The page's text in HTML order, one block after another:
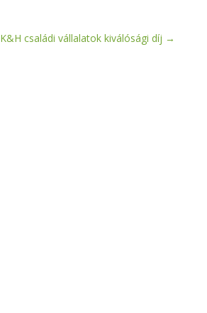
K&H családi vállalatok kiválósági díj →